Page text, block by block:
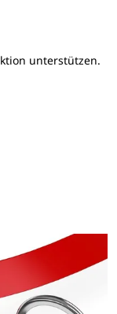
unterstützen.